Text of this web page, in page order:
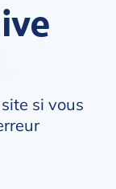
si vous